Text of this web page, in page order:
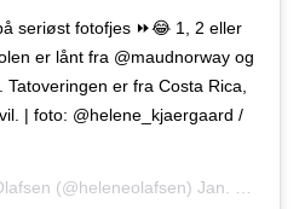
seriøst fotofjes ⏩😂 1, 2 eller
er lånt fra @maudnorway og
er fra Costa Rica,
| foto: @helene_kjaergaard /
(@heleneolafsen) Jan. 28, 2019 kl. 1:25 PST